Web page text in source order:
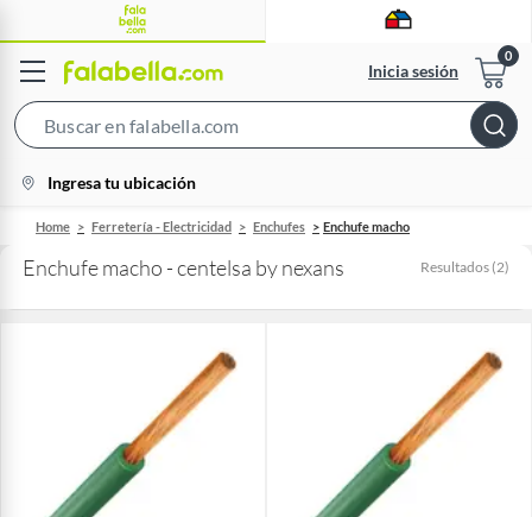
Inicia sesión
Bar
location-
icon
Ingresa tu ubicación
Home Ferretería - Electricidad Enchufes Enchufe macho
Enchufe macho - centelsa by nexans Resultados (2)